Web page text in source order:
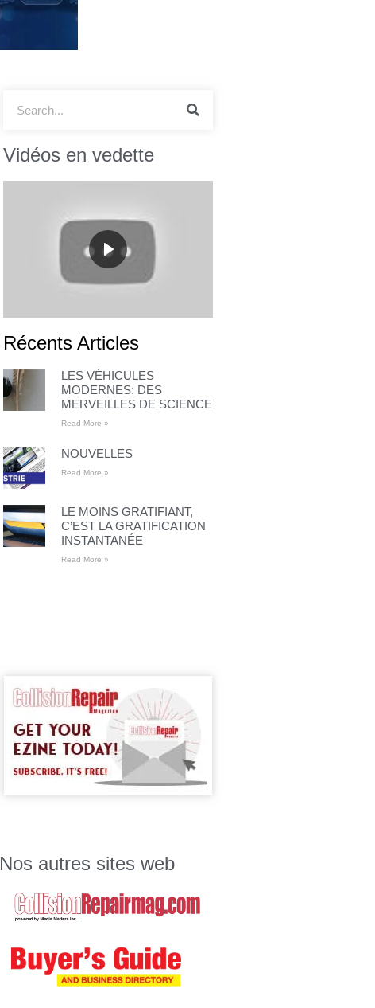
Vidéos en vedette
Récents Articles
LES VÉHICULES
MODERNES: DES
MERVEILLES DE SCIENCE
Read More »
NOUVELLES
Read More »
LE MOINS GRATIFIANT,
C’EST LA GRATIFICATION
INSTANTANÉE
Read More »
Nos autres sites web